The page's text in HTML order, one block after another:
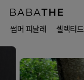
썸머 피날레 셀렉티드